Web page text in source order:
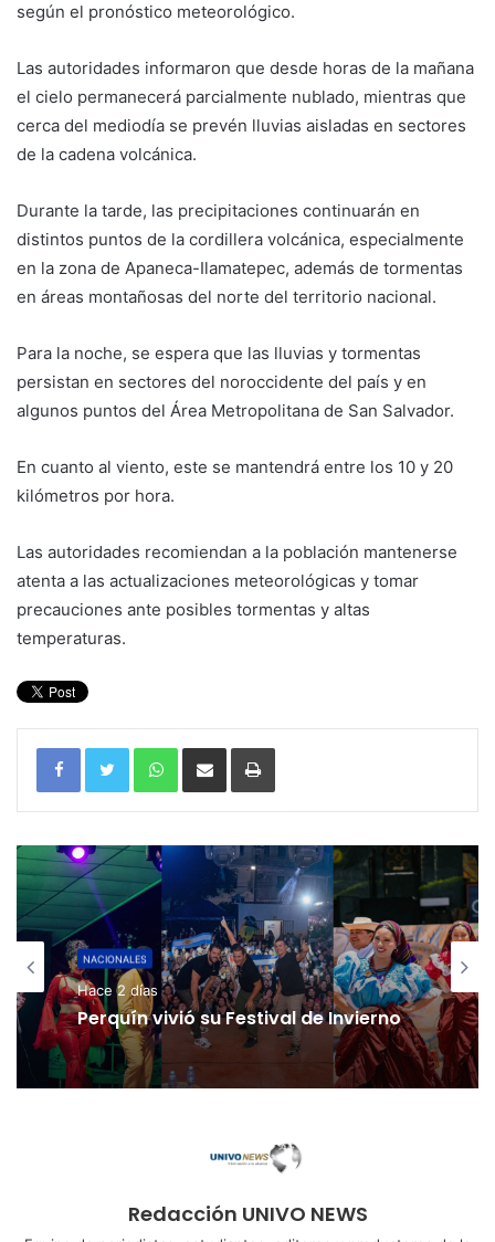
según el pronóstico meteorológico.
Las autoridades informaron que desde horas de la mañana
el cielo permanecerá parcialmente nublado, mientras que
cerca del mediodía se prevén lluvias aisladas en sectores
de la cadena volcánica.
Durante la tarde, las precipitaciones continuarán en
distintos puntos de la cordillera volcánica, especialmente
en la zona de Apaneca-Ilamatepec, además de tormentas
en áreas montañosas del norte del territorio nacional.
Para la noche, se espera que las lluvias y tormentas
persistan en sectores del noroccidente del país y en
algunos puntos del Área Metropolitana de San Salvador.
En cuanto al viento, este se mantendrá entre los 10 y 20
kilómetros por hora.
Las autoridades recomiendan a la población mantenerse
atenta a las actualizaciones meteorológicas y tomar
precauciones ante posibles tormentas y altas
temperaturas.
WhatsAppCompartir por correo electrónicoImprimir
NACIONALES
Hace 2 días
Perquín vivió su Festival de Invierno
Redacción UNIVO NEWS